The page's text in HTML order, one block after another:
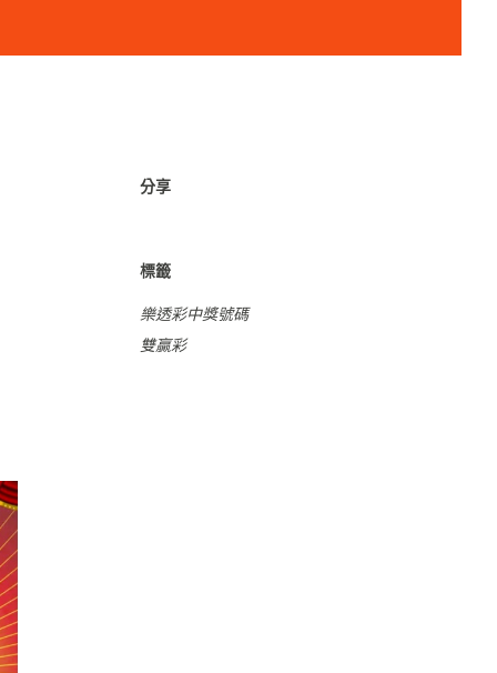
分享
標籤
樂透彩中獎號碼
雙贏彩